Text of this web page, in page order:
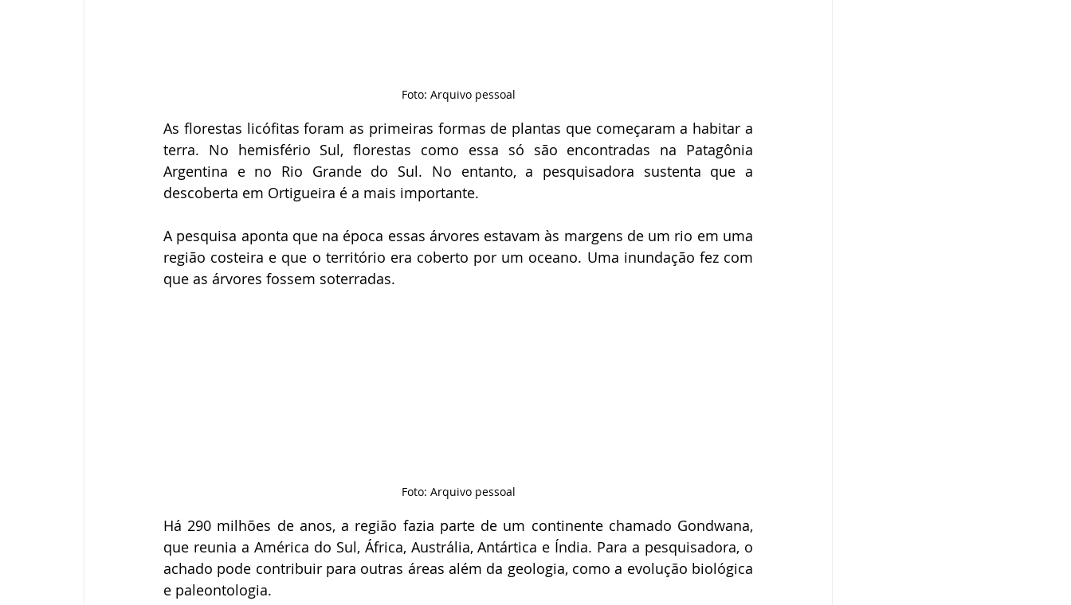
Foto: Arquivo pessoal
As florestas licófitas foram as primeiras formas de plantas que começaram a habitar a
terra. No hemisfério Sul, florestas como essa só são encontradas na Patagônia
Argentina e no Rio Grande do Sul. No entanto, a pesquisadora sustenta que a
descoberta em Ortigueira é a mais importante.
A pesquisa aponta que na época essas árvores estavam às margens de um rio em uma
região costeira e que o território era coberto por um oceano. Uma inundação fez com
que as árvores fossem soterradas.
Foto: Arquivo pessoal
Há 290 milhões de anos, a região fazia parte de um continente chamado Gondwana,
que reunia a América do Sul, África, Austrália, Antártica e Índia. Para a pesquisadora, o
achado pode contribuir para outras áreas além da geologia, como a evolução biológica
e paleontologia.